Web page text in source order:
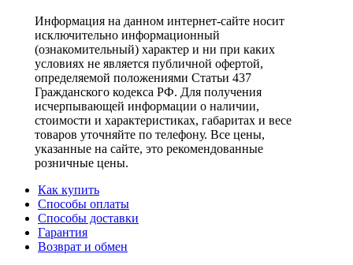
Информация на данном интернет-сайте носит
исключительно информационный
(ознакомительный) характер и ни при каких
условиях не является публичной офертой,
определяемой положениями Статьи 437
Гражданского кодекса РФ. Для получения
исчерпывающей информации о наличии,
стоимости и характеристиках, габаритах и весе
товаров уточняйте по телефону. Все цены,
указанные на сайте, это рекомендованные
розничные цены.
Как купить
Способы оплаты
Способы доставки
Гарантия
Возврат и обмен